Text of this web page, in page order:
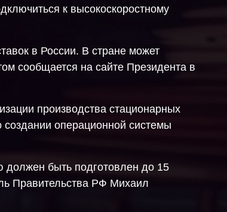
к высокоскоростному
в России. В стране может
сообщается на сайте Президента в
производства стационарных
создании операционной системы
должен быть подготовлен до 15
Правительства РФ Михаил